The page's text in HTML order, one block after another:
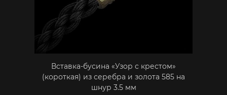
Вставка-бусина «Узор с крестом»
(короткая) из серебра и золота 585 на
шнур 3.5 мм